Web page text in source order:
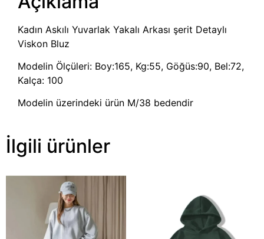
Kadın Askılı Yuvarlak Yakalı Arkası şerit Detaylı
Viskon Bluz
Modelin Ölçüleri: Boy:165, Kg:55, Göğüs:90, Bel:72,
Kalça: 100
Modelin üzerindeki ürün M/38 bedendir
İlgili ürünler